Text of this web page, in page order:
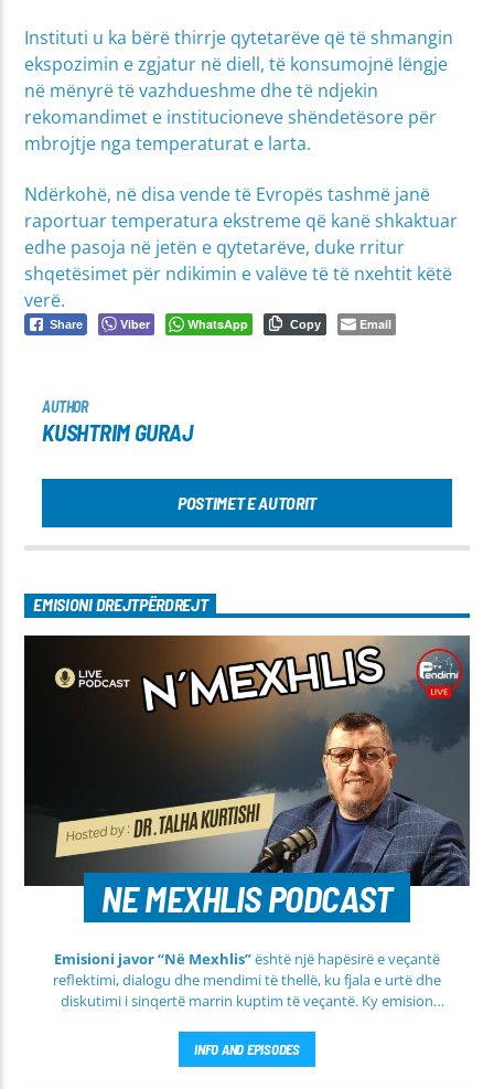
Instituti u ka bërë thirrje qytetarëve që të shmangin
ekspozimin e zgjatur në diell, të konsumojnë lëngje
në mënyrë të vazhdueshme dhe të ndjekin
rekomandimet e institucioneve shëndetësore për
mbrojtje nga temperaturat e larta.
Ndërkohë, në disa vende të Evropës tashmë janë
raportuar temperatura ekstreme që kanë shkaktuar
edhe pasoja në jetën e qytetarëve, duke rritur
shqetësimet për ndikimin e valëve të të nxehtit këtë
verë.
Share Viber WhatsApp Copy Email
AUTHOR
KUSHTRIM GURAJ
POSTIMET E AUTORIT
EMISIONI DREJTPËRDREJT
NE MEXHLIS PODCAST
Emisioni javor “Në Mexhlis”është një hapësirë e veçantë
reflektimi, dialogu dhe mendimi të thellë, ku fjala e urtë dhe
diskutimi i sinqertë marrin kuptim të veçantë. Ky emision
publiku një formë komunikimi të hapur, të qetë dhe shumë
përmbajtësore
INFO AND EPISODES